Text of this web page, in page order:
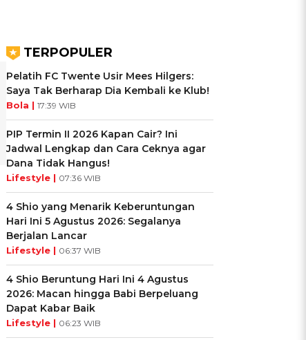
TERPOPULER
Pelatih FC Twente Usir Mees Hilgers:
Saya Tak Berharap Dia Kembali ke Klub!
Bola | 17:39 WIB
PIP Termin II 2026 Kapan Cair? Ini
Jadwal Lengkap dan Cara Ceknya agar
Dana Tidak Hangus!
Lifestyle | 07:36 WIB
4 Shio yang Menarik Keberuntungan
Hari Ini 5 Agustus 2026: Segalanya
Berjalan Lancar
Lifestyle | 06:37 WIB
4 Shio Beruntung Hari Ini 4 Agustus
2026: Macan hingga Babi Berpeluang
Dapat Kabar Baik
Lifestyle | 06:23 WIB